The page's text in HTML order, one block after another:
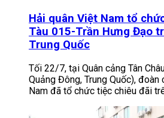
Hải quân Việt Nam tổ
Tàu 015-Trần Hưng Đạo
Trung Quốc
Tối 22/7, tại Quân cảng Tân
Quảng Đông, Trung Quốc),
Nam đã tổ chức tiệc chiêu đãi